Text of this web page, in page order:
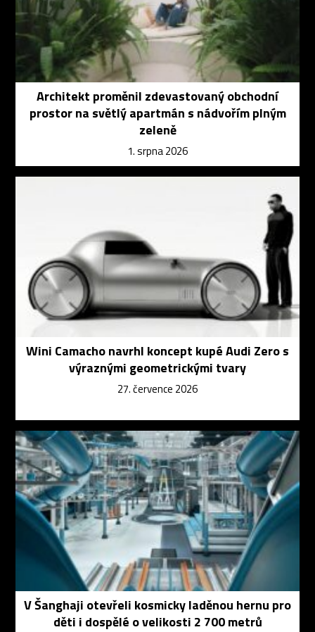
Architekt proměnil zdevastovaný obchodní
prostor na světlý apartmán s nádvořím plným
zeleně
1. srpna 2026
Wini Camacho navrhl koncept kupé Audi Zero s
výraznými geometrickými tvary
27. července 2026
V Šanghaji otevřeli kosmicky laděnou hernu pro
děti i dospělé o velikosti 2 700 metrů